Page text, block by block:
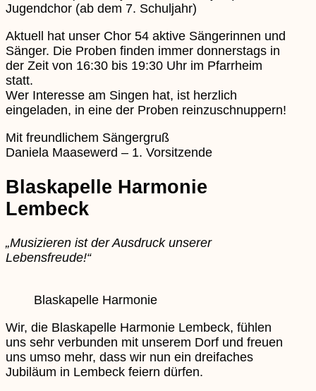
Jugendchor (ab dem 7. Schuljahr)
Aktuell hat unser Chor 54 aktive Sängerinnen und
Sänger. Die Proben finden immer donnerstags in
der Zeit von 16:30 bis 19:30 Uhr im Pfarrheim
statt.
Wer Interesse am Singen hat, ist herzlich
eingeladen, in eine der Proben reinzuschnuppern!
Mit freundlichem Sängergruß
Daniela Maasewerd – 1. Vorsitzende
Blaskapelle Harmonie
Lembeck
„Musizieren ist der Ausdruck unserer
Lebensfreude!“
Blaskapelle Harmonie
Wir, die Blaskapelle Harmonie Lembeck, fühlen
uns sehr verbunden mit unserem Dorf und freuen
uns umso mehr, dass wir nun ein dreifaches
Jubiläum in Lembeck feiern dürfen.